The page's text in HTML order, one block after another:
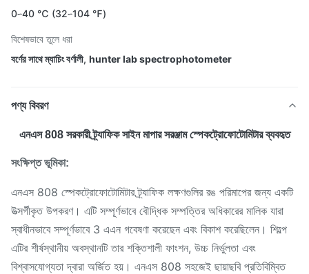
0∽40 ℃ (32∽104 ℉)
বিশেষভাবে তুলে ধরা
বর্ণের সাথে ম্যাচিং বর্ণালী, hunter lab spectrophotometer
পণ্য বিবরণ
এনএস 808 সরকারী ট্র্যাফিক সাইন মাপার সরঞ্জাম স্পেকট্রোফোটোমিটার ব্যবহৃত
সংক্ষিপ্ত ভূমিকা:
এনএস 808 স্পেকট্রোফোটোমিটার ট্র্যাফিক লক্ষণগুলির রঙ পরিমাপের জন্য একটি
উত্সর্গীকৃত উপকরণ। এটি সম্পূর্ণভাবে বৌদ্ধিক সম্পত্তির অধিকারের মালিক যারা
স্বাধীনভাবে সম্পূর্ণভাবে 3 এএন গবেষণা করেছেন এবং বিকাশ করেছিলেন। শিল্পে
এটির শীর্ষস্থানীয় অবস্থানটি তার শক্তিশালী ফাংশন, উচ্চ নির্ভুলতা এবং
বিশ্বাসযোগ্যতা দ্বারা অর্জিত হয়। এনএস 808 সহজেই ছায়াছবি প্রতিবিম্বিত